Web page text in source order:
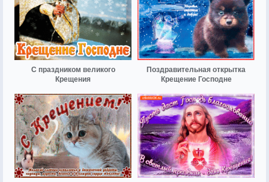
С праздником великого
Крещения
Поздравительная открытка
Крещение Господне